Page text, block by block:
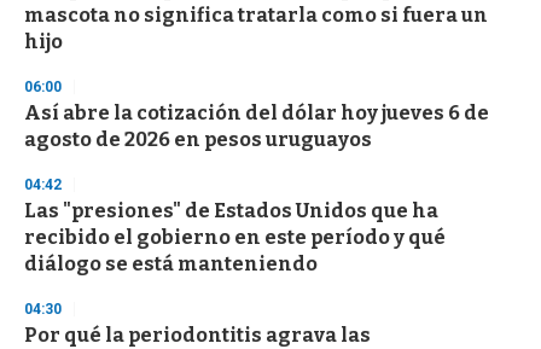
o
n
s
mascota no significa tratarla como si fuera un
hijo
06:00
Así abre la cotización del dólar hoy jueves 6 de
agosto de 2026 en pesos uruguayos
04:42
Las "presiones" de Estados Unidos que ha
recibido el gobierno en este período y qué
diálogo se está manteniendo
04:30
Por qué la periodontitis agrava las